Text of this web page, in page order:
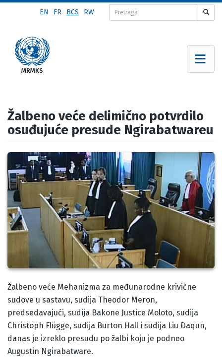
content
EN FR BCS RW
Žalbeno veće delimično potvrdilo
osuđujuće presude Ngirabatwareu
Body
Žalbeno veće Mehanizma za međunarodne krivične
sudove u sastavu, sudija Theodor Meron,
predsedavajući, sudija Bakone Justice Moloto, sudija
Christoph Flügge, sudija Burton Hall i sudija Liu Daqun,
danas je izreklo presudu po žalbi koju je podneo
Augustin Ngirabatware.